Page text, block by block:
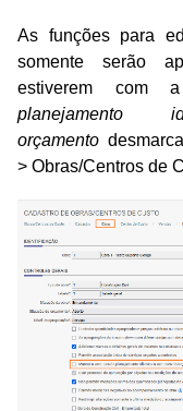
As funções para
somente serão
estiverem
com
planejamento
orçamento
> Obras/Centros de